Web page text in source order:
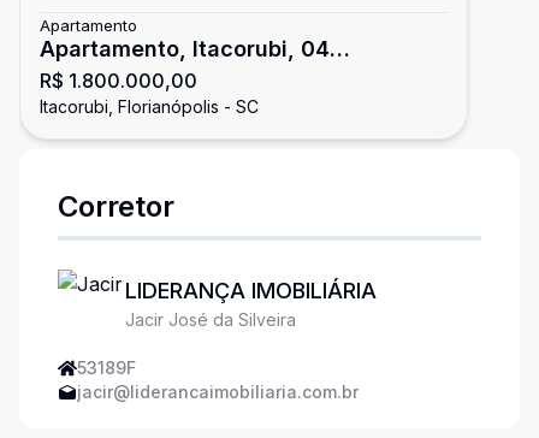
Apartamento
Apartamento, Itacorubi, 04
Dormitórios/02 Suítes
R$ 1.800.000,00
Itacorubi, Florianópolis - SC
Corretor
LIDERANÇA IMOBILIÁRIA
Jacir José da Silveira
53189F
jacir@liderancaimobiliaria.com.br